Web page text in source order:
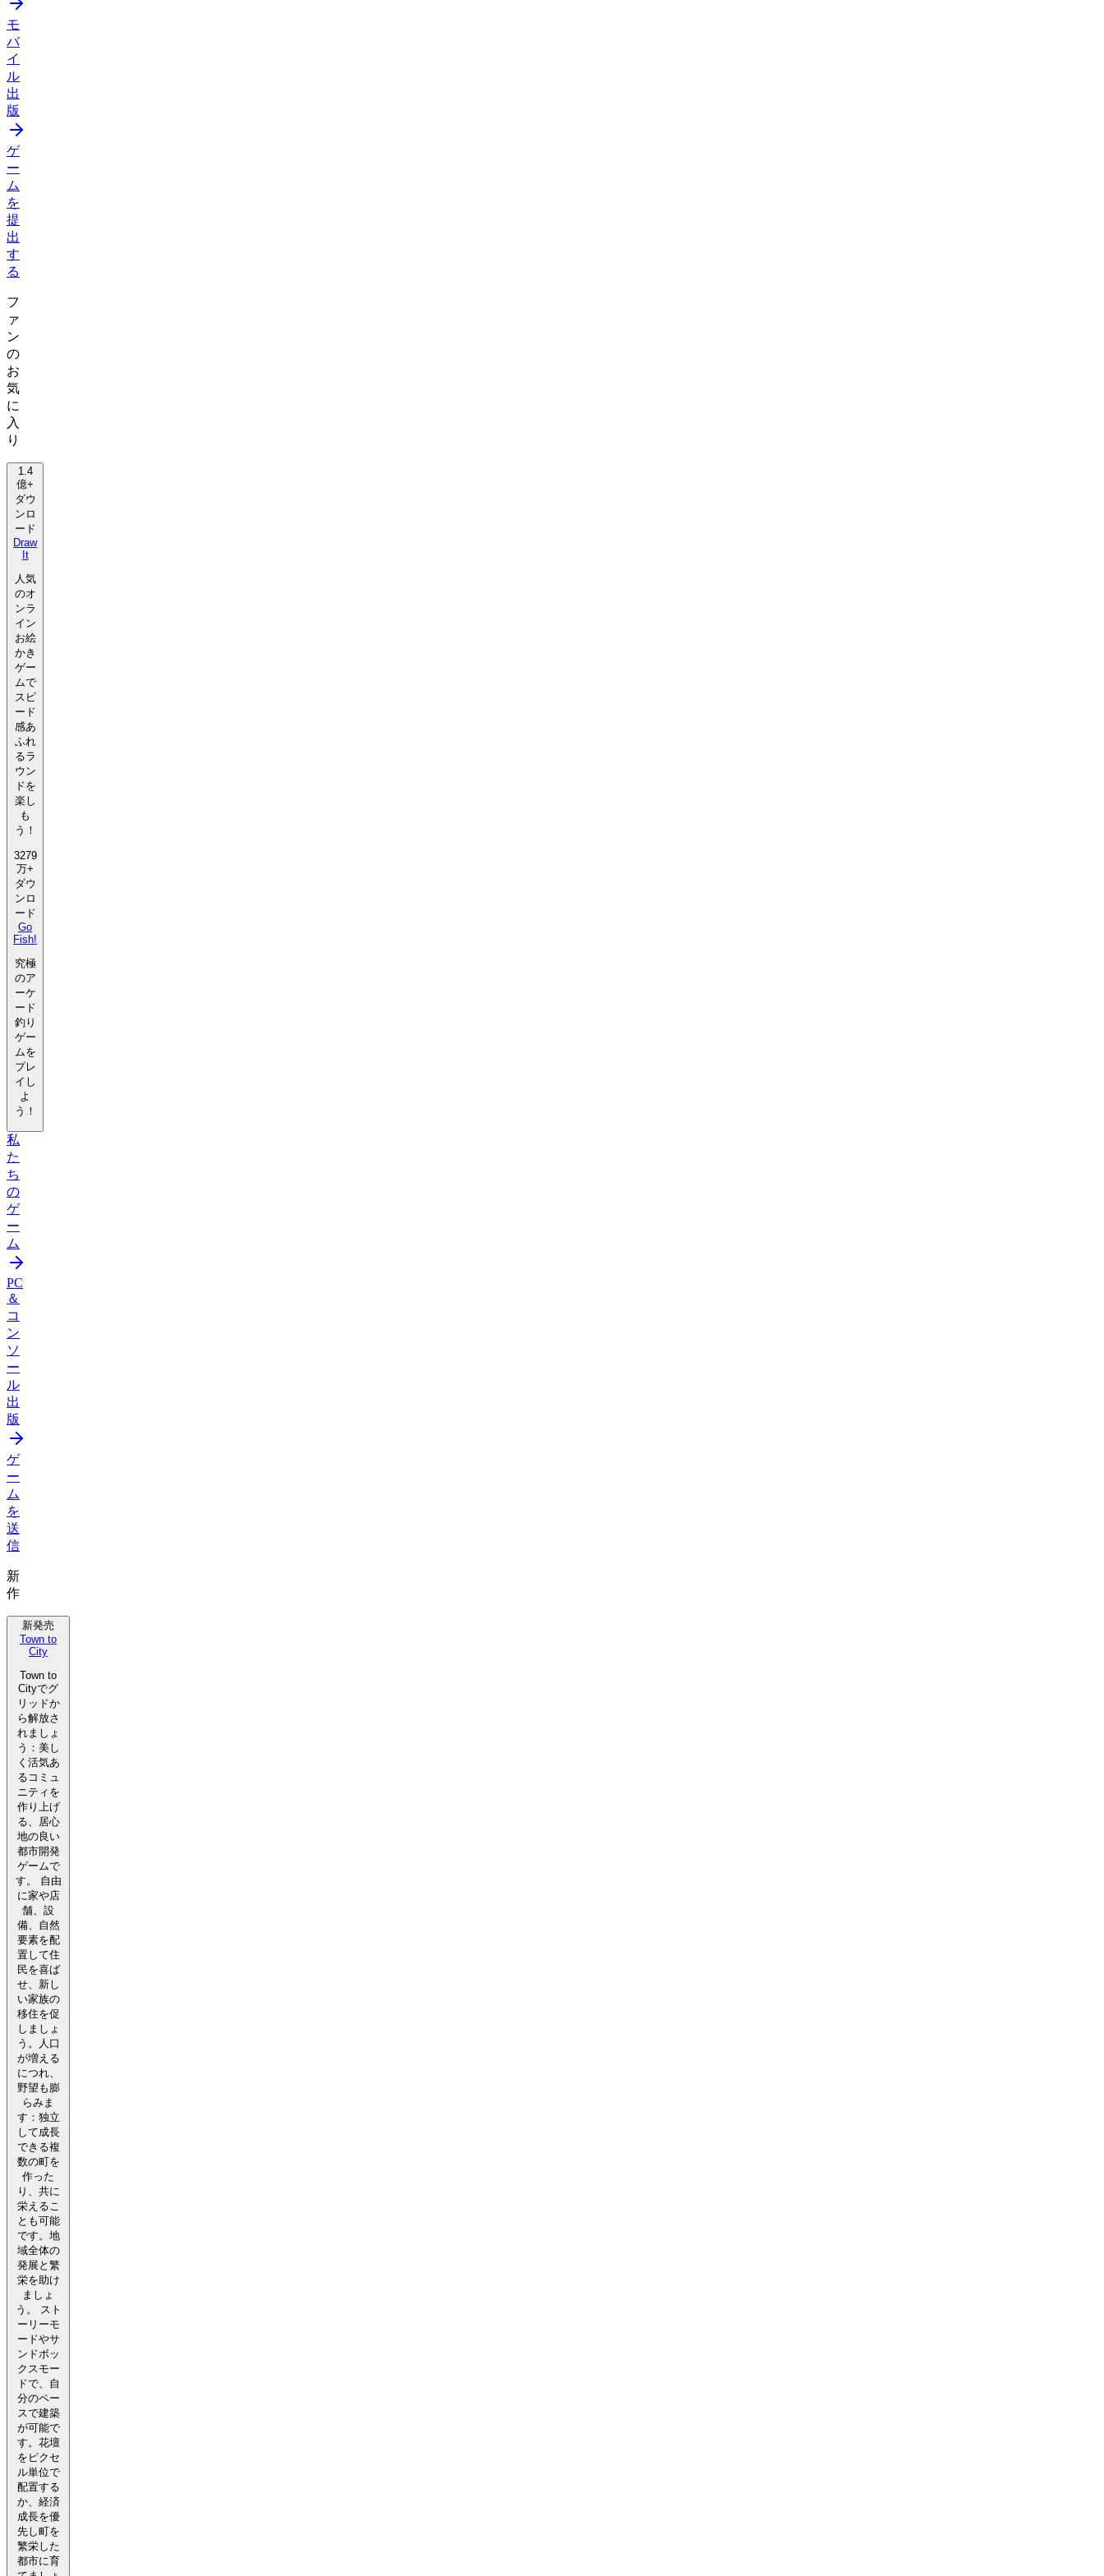
モ
バ
イ
ル
出
版
ゲ
ー
ム
を
提
出
す
る
フ
ァ
ン
の
お
気
に
入
り
1.4
億+
ダウ
ンロ
ード
Draw
It
人気
のオ
ンラ
イン
お絵
かき
ゲー
ムで
スピ
ード
感あ
ふれ
るラ
ウン
ドを
楽し
も
う！
3279
万+
ダウ
ンロ
ード
Go
Fish!
究極
のア
ーケ
ード
釣り
ゲー
ムを
プレ
イし
よ
う！
私
た
ち
の
ゲ
ー
ム
PC
＆
コ
ン
ソ
ー
ル
出
版
ゲ
ー
ム
を
送
信
新
作
新発売
Town to
City
Town to
Cityでグ
リッドか
ら解放さ
れましょ
う：美し
く活気あ
るコミュ
ニティを
作り上げ
る、居心
地の良い
都市開発
ゲームで
す。 自由
に家や店
舗、設
備、自然
要素を配
置して住
民を喜ば
せ、新し
い家族の
移住を促
しましょ
う。人口
が増える
につれ、
野望も膨
らみま
す：独立
して成長
できる複
数の町を
作った
り、共に
栄えるこ
とも可能
です。地
域全体の
発展と繁
栄を助け
ましょ
う。 スト
ーリーモ
ードやサ
ンドボッ
クスモー
ドで、自
分のペー
スで建築
が可能で
す。花壇
をピクセ
ル単位で
配置する
か、経済
成長を優
先し町を
繁栄した
都市に育